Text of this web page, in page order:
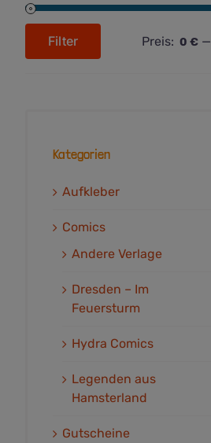
Max.
Filter Preis: 0 €—
Kategorien
Aufkleber
Comics
Andere Verlage
Dresden – Im
Feuersturm
Hydra Comics
Legenden aus
Hamsterland
Gutscheine